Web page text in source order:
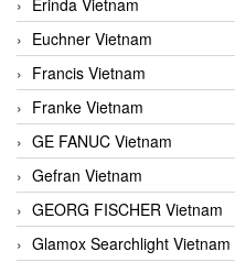
Erinda Vietnam
Euchner Vietnam
Francis Vietnam
Franke Vietnam
GE FANUC Vietnam
Gefran Vietnam
GEORG FISCHER Vietnam
Glamox Searchlight Vietnam